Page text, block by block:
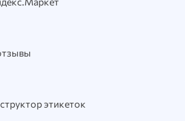
этикеток